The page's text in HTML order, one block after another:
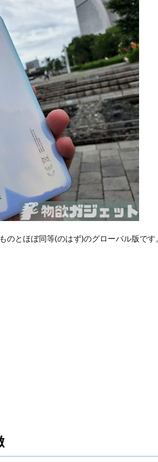
とほぼ同等(のはず)のグローバル版です